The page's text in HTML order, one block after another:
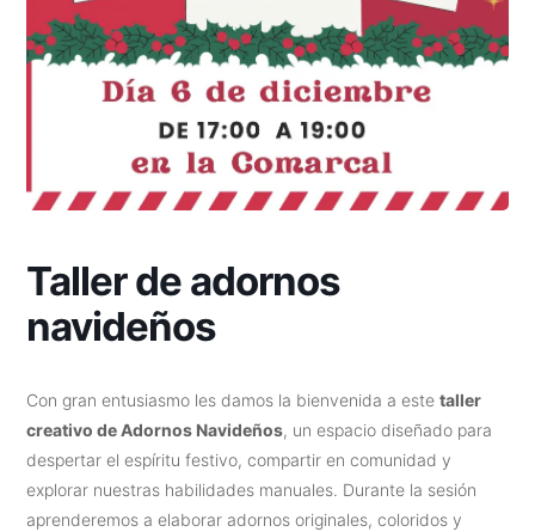
Taller de adornos
navideños
Con gran entusiasmo les damos la bienvenida a estetaller
creativo de Adornos Navideños, un espacio diseñado para
despertar el espíritu festivo, compartir en comunidad y
explorar nuestras habilidades manuales. Durante la sesión
aprenderemos a elaborar adornos originales, coloridos y